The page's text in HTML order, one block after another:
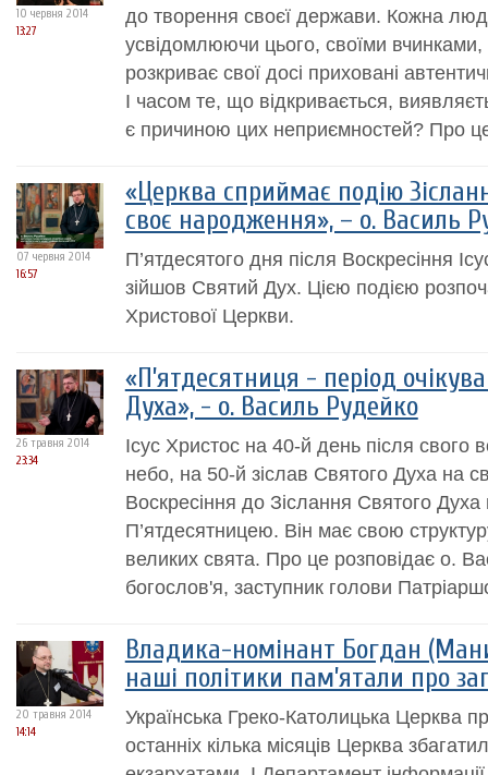
10 червня 2014
13:27
до творення своєї держави. Кожна
усвідомлюючи цього, своїми
розкриває свої досі приховані
І часом те, що відкривається,
є причиною цих неприємностей? Про
07 червня 2014
16:57
«Церква сприймає подію
своє народження», – о. Василь
П’ятдесятого дня після Воскресіння
зійшов Святий Дух. Цією подією
Христової Церкви.
26 травня 2014
23:34
«П’ятдесятниця - період
Духа», - о. Василь Рудейко
Ісус Христос на 40-й день після свого
небо, на 50-й зіслав Святого Духа на
Воскресіння до Зіслання Святого Духа
П’ятдесятницею. Він має свою
великих свята. Про це розповідає о.
богослов'я, заступник голови
20 травня 2014
14:14
Владика-номінант Богдан
наші політики пам’ятали про
Українська Греко-Католицька Церква
останніх кілька місяців Церква